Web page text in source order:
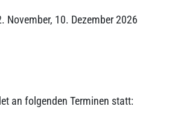
November, 10. Dezember 2026
an folgenden Terminen statt: